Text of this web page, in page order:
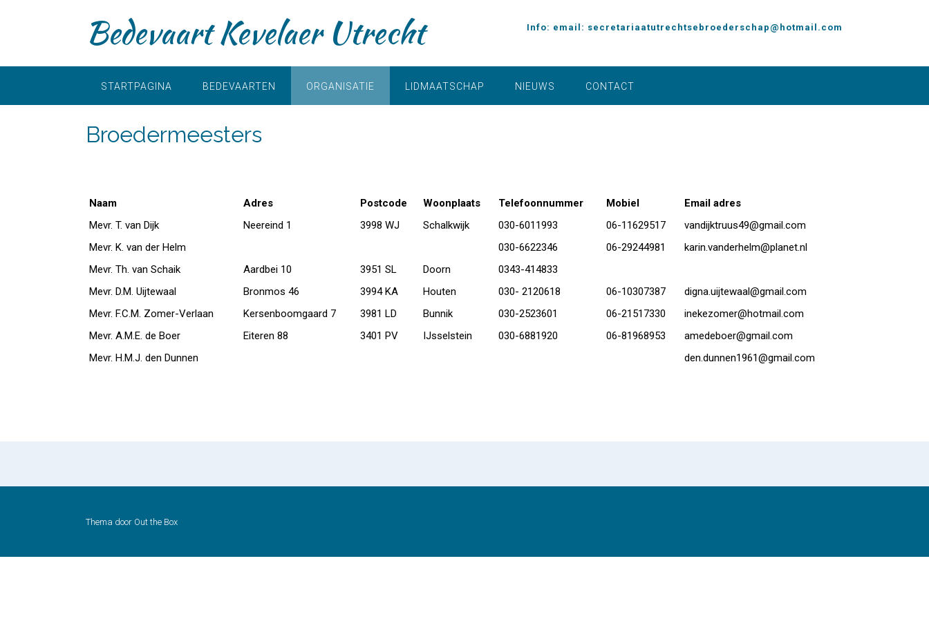
g
Bedevaart Kevelaer Utrecht Info: email: secretariaatutrechtsebroederschap@hotmail.com
STARTPAGINA BEDEVAARTEN ORGANISATIE LIDMAATSCHAP NIEUWS CONTACT
Broedermeesters
Naam Adres Postcode Woonplaats Telefoonnummer Mobiel
Email adres
Mevr. T. van Dijk
Neereind 1 3998 WJ Schalkwijk 030-6011993 06-11629517
vandijktruus49@gmail.com
Mevr. K. van der Helm
030-6622346 06-29244981
karin.vanderhelm@planet.nl
Mevr. Th. van Schaik
Aardbei 10 3951 SL Doorn
0343-414833
Mevr. D.M. Uijtewaal
Bronmos 46 3994 KA Houten 030- 2120618 06-10307387
digna.uijtewaal@gmail.com
Mevr. F.C.M. Zomer-Verlaan
Kersenboomgaard 7 3981 LD Bunnik 030-2523601 06-21517330
inekezomer@hotmail.com
Mevr. A.M.E. de Boer
Eiteren 88 3401 PV IJsselstein 030-6881920 06-81968953
amedeboer@gmail.com
Mevr. H.M.J. den Dunnen
den.dunnen1961@gmail.com
Thema door Out the Box